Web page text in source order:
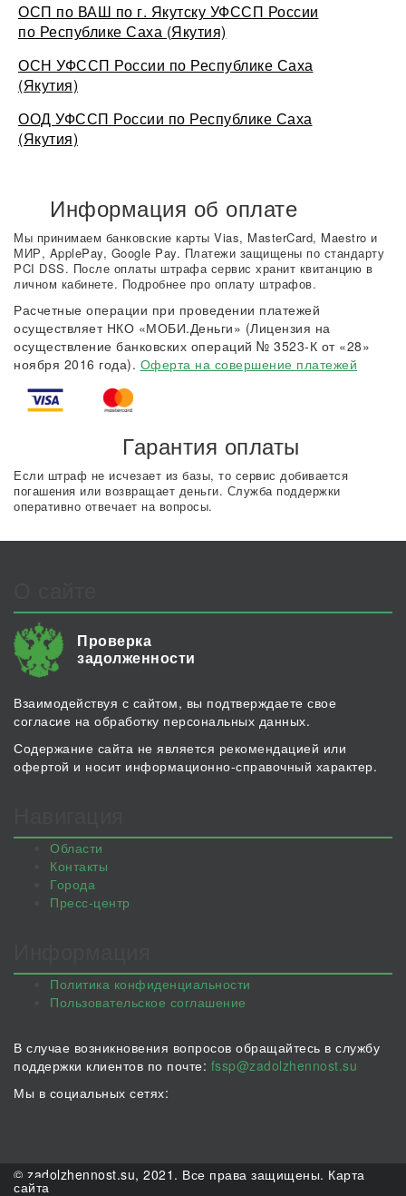
ОСП по ВАШ по г. Якутску УФССП России
по Республике Саха (Якутия)
ОСН УФССП России по Республике Саха
(Якутия)
ООД УФССП России по Республике Саха
(Якутия)
Информация об оплате
Мы принимаем банковские карты Vias, MasterCard, Maestro и
МИР, ApplePay, Google Pay. Платежи защищены по стандарту
PCI DSS. После оплаты штрафа сервис хранит квитанцию в
личном кабинете. Подробнее про оплату штрафов.
Расчетные операции при проведении платежей
осуществляет НКО «МОБИ.Деньги» (Лицензия на
осуществление банковских операций № 3523-К от «28»
ноября 2016 года). Оферта на совершение платежей
Гарантия оплаты
Если штраф не исчезает из базы, то сервис добивается
погашения или возвращает деньги. Служба поддержки
оперативно отвечает на вопросы.
Проверка
задолженности
Взаимодействуя с сайтом, вы подтверждаете свое
согласие на обработку персональных данных.
Содержание сайта не является рекомендацией или
офертой и носит информационно-справочный характер.
Области
Контакты
Города
Пресс-центр
Политика конфиденциальности
Пользовательское соглашение
В случае возникновения вопросов обращайтесь в службу
поддержки клиентов по почте: fssp@zadolzhennost.su
Мы в социальных сетях:
© zadolzhennost.su, 2021. Все права защищены. Карта
сайта